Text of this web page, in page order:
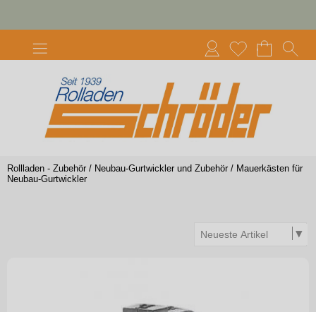
Rollladen - Zubehör / Neubau-Gurtwickler und Zubehör / Mauerkästen für
Neubau-Gurtwickler